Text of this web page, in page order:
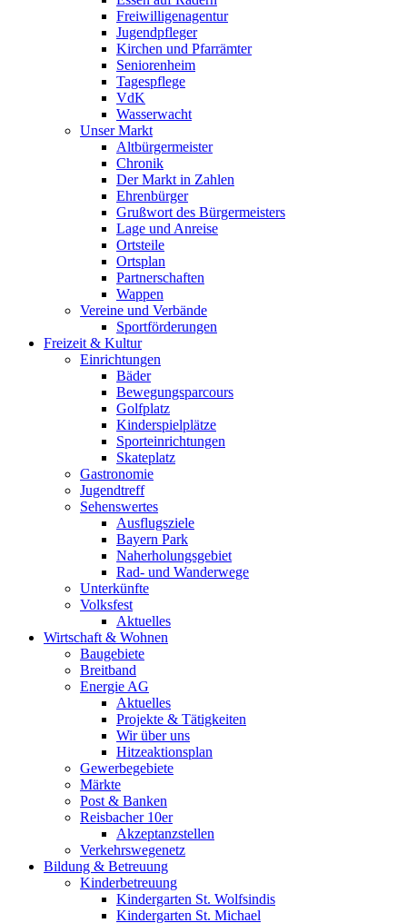
Freiwilligenagentur
Jugendpfleger
Kirchen und Pfarrämter
Seniorenheim
Tagespflege
VdK
Wasserwacht
Unser Markt
Altbürgermeister
Chronik
Der Markt in Zahlen
Ehrenbürger
Grußwort des Bürgermeisters
Lage und Anreise
Ortsteile
Ortsplan
Partnerschaften
Wappen
Vereine und Verbände
Sportförderungen
Freizeit & Kultur
Einrichtungen
Bäder
Bewegungsparcours
Golfplatz
Kinderspielplätze
Sporteinrichtungen
Skateplatz
Gastronomie
Jugendtreff
Sehenswertes
Ausflugsziele
Bayern Park
Naherholungsgebiet
Rad- und Wanderwege
Unterkünfte
Volksfest
Aktuelles
Wirtschaft & Wohnen
Baugebiete
Breitband
Energie AG
Aktuelles
Projekte & Tätigkeiten
Wir über uns
Hitzeaktionsplan
Gewerbegebiete
Märkte
Post & Banken
Reisbacher 10er
Akzeptanzstellen
Verkehrswegenetz
Bildung & Betreuung
Kinderbetreuung
Kindergarten St. Wolfsindis
Kindergarten St. Michael